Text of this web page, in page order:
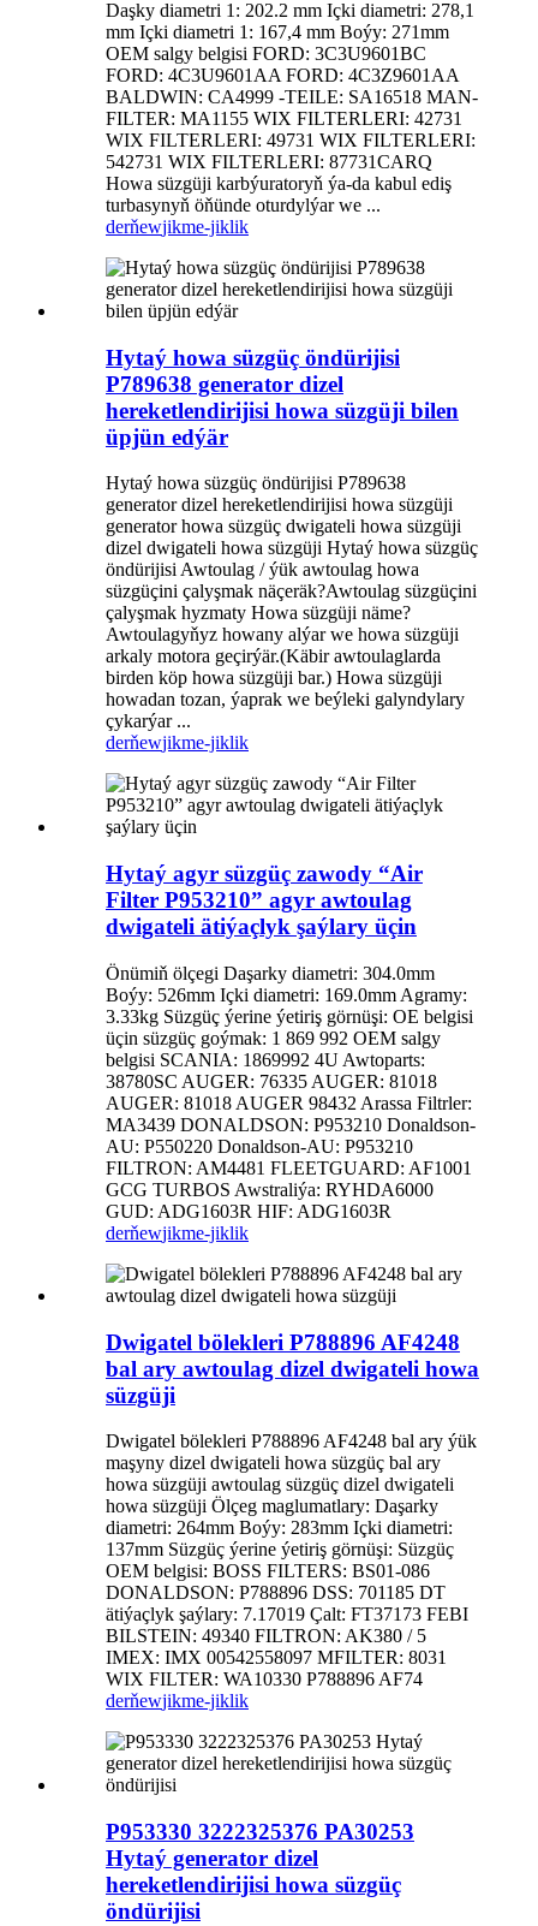
Daşky diametri 1: 202.2 mm Içki diametri: 278,1
mm Içki diametri 1: 167,4 mm Boýy: 271mm
OEM salgy belgisi FORD: 3C3U9601BC
FORD: 4C3U9601AA FORD: 4C3Z9601AA
BALDWIN: CA4999 -TEILE: SA16518 MAN-
FILTER: MA1155 WIX FILTERLERI: 42731
WIX FILTERLERI: 49731 WIX FILTERLERI:
542731 WIX FILTERLERI: 87731CARQ
Howa süzgüji karbýuratoryň ýa-da kabul ediş
turbasynyň öňünde oturdylýar we ...
derňewjikme-jiklik
Hytaý howa süzgüç öndürijisi
P789638 generator dizel
hereketlendirijisi howa süzgüji bilen
üpjün edýär
Hytaý howa süzgüç öndürijisi P789638
generator dizel hereketlendirijisi howa süzgüji
generator howa süzgüç dwigateli howa süzgüji
dizel dwigateli howa süzgüji Hytaý howa süzgüç
öndürijisi Awtoulag / ýük awtoulag howa
süzgüçini çalyşmak näçeräk?Awtoulag süzgüçini
çalyşmak hyzmaty Howa süzgüji näme?
Awtoulagyňyz howany alýar we howa süzgüji
arkaly motora geçirýär.(Käbir awtoulaglarda
birden köp howa süzgüji bar.) Howa süzgüji
howadan tozan, ýaprak we beýleki galyndylary
çykarýar ...
derňewjikme-jiklik
Hytaý agyr süzgüç zawody “Air
Filter P953210” agyr awtoulag
dwigateli ätiýaçlyk şaýlary üçin
Önümiň ölçegi Daşarky diametri: 304.0mm
Boýy: 526mm Içki diametri: 169.0mm Agramy:
3.33kg Süzgüç ýerine ýetiriş görnüşi: OE belgisi
üçin süzgüç goýmak: 1 869 992 OEM salgy
belgisi SCANIA: 1869992 4U Awtoparts:
38780SC AUGER: 76335 AUGER: 81018
AUGER: 81018 AUGER 98432 Arassa Filtrler:
MA3439 DONALDSON: P953210 Donaldson-
AU: P550220 Donaldson-AU: P953210
FILTRON: AM4481 FLEETGUARD: AF1001
GCG TURBOS Awstraliýa: RYHDA6000
GUD: ADG1603R HIF: ADG1603R
derňewjikme-jiklik
Dwigatel bölekleri P788896 AF4248
bal ary awtoulag dizel dwigateli howa
süzgüji
Dwigatel bölekleri P788896 AF4248 bal ary ýük
maşyny dizel dwigateli howa süzgüç bal ary
howa süzgüji awtoulag süzgüç dizel dwigateli
howa süzgüji Ölçeg maglumatlary: Daşarky
diametri: 264mm Boýy: 283mm Içki diametri:
137mm Süzgüç ýerine ýetiriş görnüşi: Süzgüç
OEM belgisi: BOSS FILTERS: BS01-086
DONALDSON: P788896 DSS: 701185 DT
ätiýaçlyk şaýlary: 7.17019 Çalt: FT37173 FEBI
BILSTEIN: 49340 FILTRON: AK380 / 5
IMEX: IMX 00542558097 MFILTER: 8031 ​​
WIX FILTER: WA10330 P788896 AF74
derňewjikme-jiklik
P953330 3222325376 PA30253
Hytaý generator dizel
hereketlendirijisi howa süzgüç
öndürijisi